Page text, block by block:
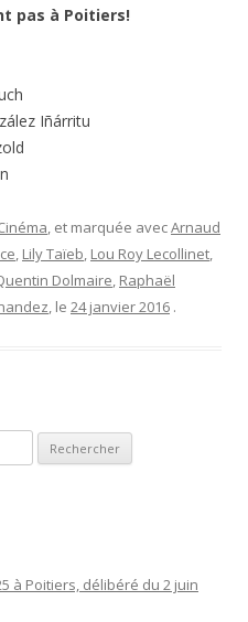
pas à Poitiers!
Iñárritu
, et marquée avecArnaud
, Lily Taïeb, Lou Roy Lecollinet,
Dolmaire, Raphaël
, le 24 janvier 2016 .
à Poitiers, délibéré du 2 juin